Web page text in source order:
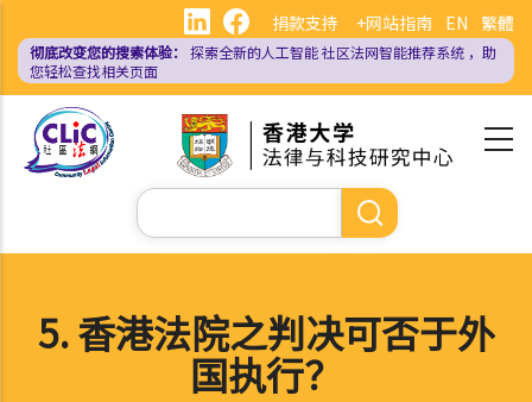
主
EN 繁體
捐款支持 +网站指南
彻底改变您的搜索体验： 探索全新的人工智能社区法网智能推荐系统 ，助
您轻松查找相关页面
搜
索
5. 香港法院之判决可否于外
国执行？